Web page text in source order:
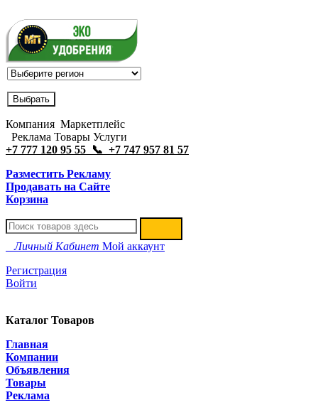
Компания Маркетплейс
Реклама Товары Услуги
+7 777 120 95 55 📞 +7 747 957 81 57
Разместить Рекламу
Продавать на Сайте
Корзина
Личный Кабинет Мой аккаунт
Регистрация
Войти
Каталог Товаров
Главная
Компании
Объявления
Товары
Реклама